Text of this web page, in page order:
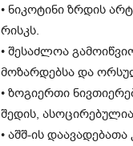
• ნიკოტინი ზრდის
რისკს.
• შესაძლოა
მოზარდებსა და
• ზოგიერთი
შედის,
• აშშ-ის